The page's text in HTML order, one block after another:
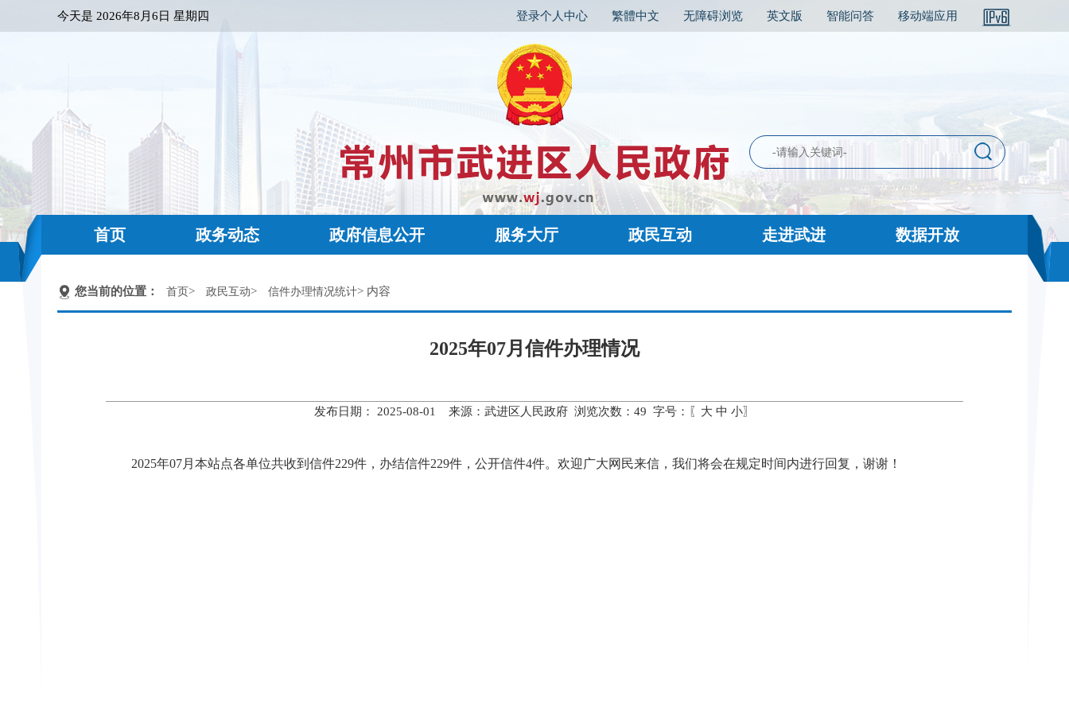
今天是 2026年8月6日 星期四 登录个人中心 繁體中文 无障碍浏览 英文版 智能问答 移动端应用
首页 政务动态 政府信息公开 服务大厅 政民互动 走进武进 数据开放
您当前的位置： 首页> 政民互动> 信件办理情况统计> 内容
2025年07月信件办理情况
发布日期： 2025-08-01 来源：武进区人民政府 浏览次数： 49 字号：〖 大 中 小〗
2025年07月本站点各单位共收到信件229件，办结信件229件，公开信件4件。欢迎广大网民来信，我们将会在规定时间内进行回复，谢谢！